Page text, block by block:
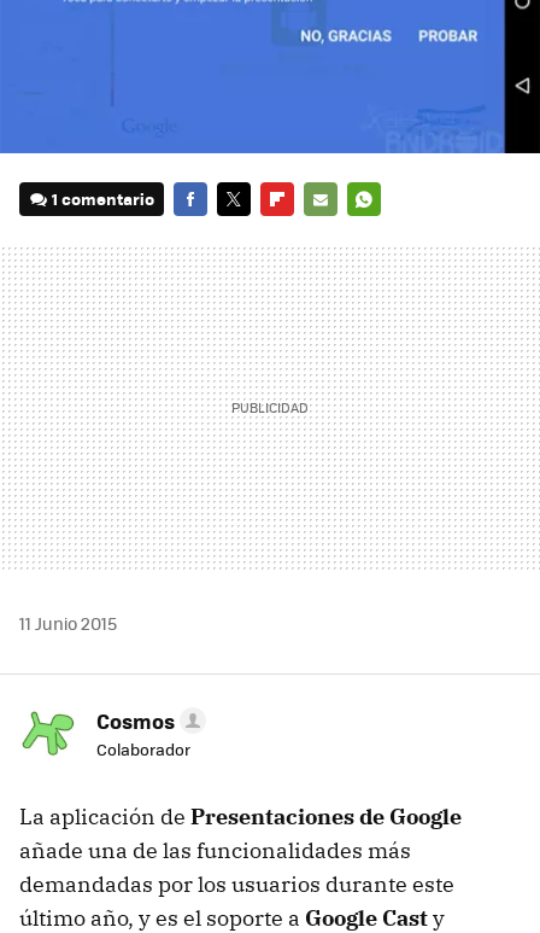
1 comentario
MAIL
11 Junio 2015
Cosmos
Colaborador
La aplicación de Presentaciones de Google
añade una de las funcionalidades más
demandadas por los usuarios durante este
último año, y es el soporte a Google Casty